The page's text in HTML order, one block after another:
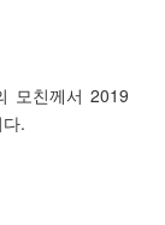
모친께서 2019
.